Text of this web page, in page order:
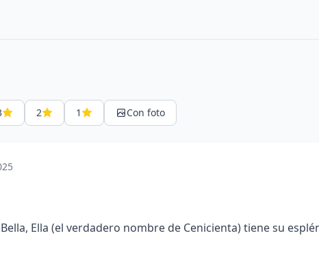
2 1 Con foto
Ella (el verdadero nombre de Cenicienta) tiene su